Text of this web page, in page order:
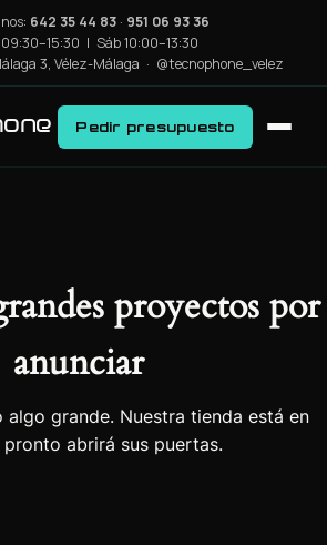
642 35 44 83· 951 06 93 36
| Sáb 10:00–13:30
3, Vélez-Málaga · @tecnophone_velez
Pedir presupuesto
proyectos por
anunciar
algo grande. Nuestra tienda está en
abrirá sus puertas.